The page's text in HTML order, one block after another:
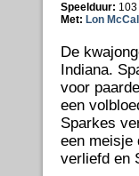
Speelduur:
Met: Lon
De
Indiana.
voor
een
Sparkes
een meisje
verliefd en